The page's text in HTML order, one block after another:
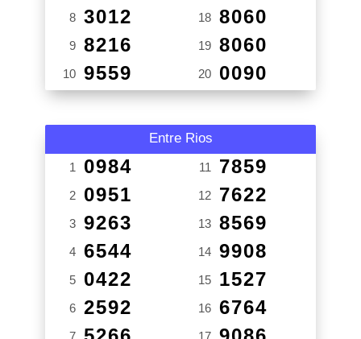
8 3012
9 8216
10 9559
18 8060
19 8060
20 0090
Entre Rios
1 0984
2 0951
3 9263
4 6544
5 0422
6 2592
7
11 7859
12 7622
13 8569
14 9908
15 1527
16 6764
17